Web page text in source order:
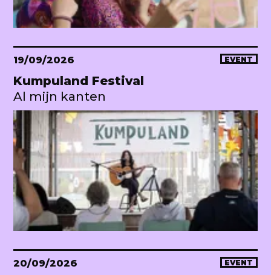
19/09/2026 EVENT
Kumpuland Festival
Al mijn kanten
20/09/2026 EVENT